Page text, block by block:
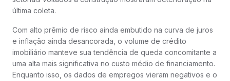
última coleta.
Com alto prêmio de risco ainda embutido na curva de juros
e inflação ainda desancorada, o volume de crédito
imobiliário manteve sua tendência de queda concomitante a
uma alta mais significativa no custo médio de financiamento.
Enquanto isso, os dados de empregos vieram negativos e o